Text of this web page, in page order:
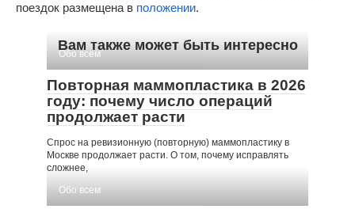
поездок размещена в положении.
Вам также может быть интересно
Обо всем
Повторная маммопластика в 2026
году: почему число операций
продолжает расти
Спрос на ревизионную (повторную) маммопластику в
Москве продолжает расти. О том, почему исправлять
сложнее,
Обо всем